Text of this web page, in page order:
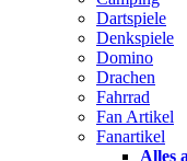
Dartspiele
Denkspiele
Domino
Drachen
Fahrrad
Fan Artikel
Fanartikel
Alles